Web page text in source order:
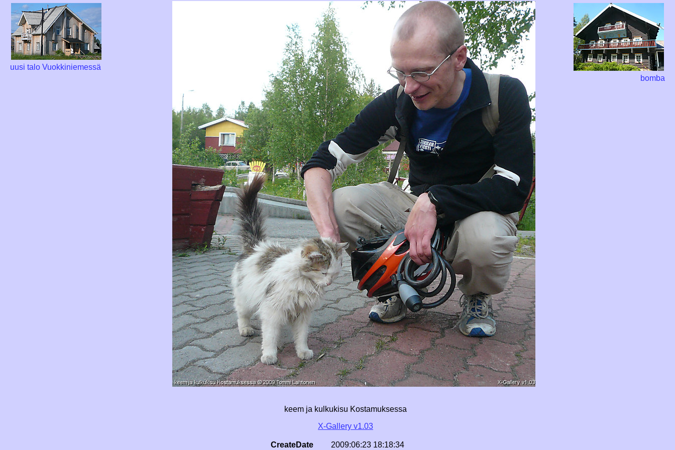
uusi talo Vuokkiniemessä
bomba
keem ja kulkukisu Kostamuksessa
X-Gallery v1.03
CreateDate 2009:06:23 18:18:34